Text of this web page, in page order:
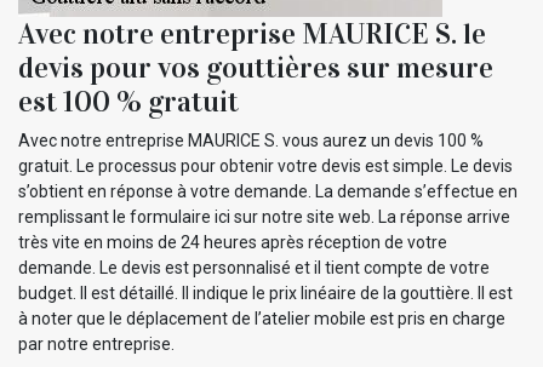
Avec notre entreprise MAURICE S. le
devis pour vos gouttières sur mesure
est 100 % gratuit
Avec notre entreprise MAURICE S. vous aurez un devis 100 %
gratuit. Le processus pour obtenir votre devis est simple. Le devis
s’obtient en réponse à votre demande. La demande s’effectue en
remplissant le formulaire ici sur notre site web. La réponse arrive
très vite en moins de 24 heures après réception de votre
demande. Le devis est personnalisé et il tient compte de votre
budget. Il est détaillé. Il indique le prix linéaire de la gouttière. Il est
à noter que le déplacement de l’atelier mobile est pris en charge
par notre entreprise.